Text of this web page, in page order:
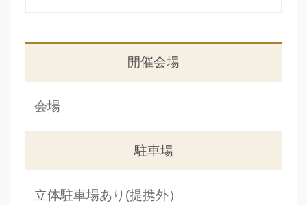
開催会場
会場
駐車場
立体駐車場あり(提携外）